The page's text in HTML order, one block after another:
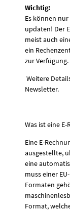
Wichtig:
Es können nur
updaten! Der
meist auch
ein
zur Verfügung.
Weitere
Newsletter.
Was ist eine E-
Eine E-
ausgestellte,
eine
muss einer
Formaten
Format,